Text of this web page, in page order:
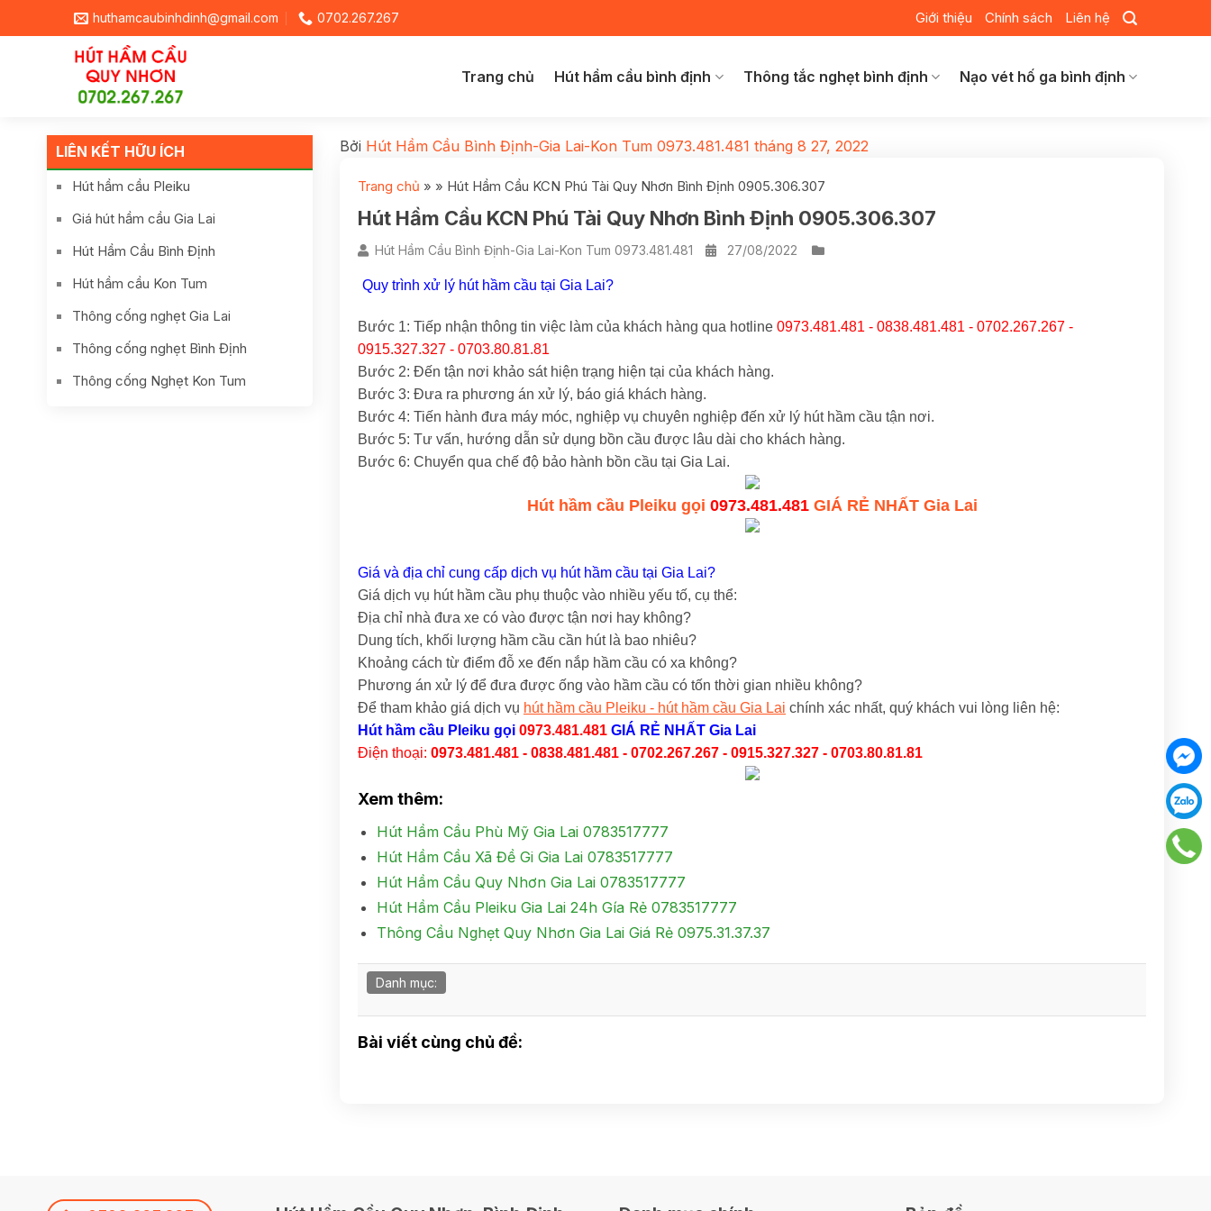
huthamcaubinhdinh@gmail.com 0702.267.267 Giới thiệu Chính sách Liên hệ
Trang chủ Hút hầm cầu bình định Thông tắc nghẹt bình định Nạo vét hố ga bình định
LIÊN KẾT HỮU ÍCH
Hút hầm cầu Pleiku
Giá hút hầm cầu Gia Lai
Hút Hầm Cầu Bình Định
Hút hầm cầu Kon Tum
Thông cống nghẹt Gia Lai
Thông cống nghẹt Bình Định
Thông cống Nghẹt Kon Tum
Bởi Hút Hầm Cầu Bình Định-Gia Lai-Kon Tum 0973.481.481 tháng 8 27, 2022
Trang chủ » » Hút Hầm Cầu KCN Phú Tài Quy Nhơn Bình Định 0905.306.307
Hút Hầm Cầu KCN Phú Tài Quy Nhơn Bình Định 0905.306.307
Hút Hầm Cầu Bình Định-Gia Lai-Kon Tum 0973.481.481 27/08/2022
Quy trình xử lý hút hầm cầu tại Gia Lai?
Bước 1: Tiếp nhận thông tin việc làm của khách hàng qua hotline 0973.481.481 - 0838.481.481 - 0702.267.267 -
0915.327.327 - 0703.80.81.81
Bước 2: Đến tận nơi khảo sát hiện trạng hiện tại của khách hàng.
Bước 3: Đưa ra phương án xử lý, báo giá khách hàng.
Bước 4: Tiến hành đưa máy móc, nghiệp vụ chuyên nghiệp đến xử lý hút hầm cầu tận nơi.
Bước 5: Tư vấn, hướng dẫn sử dụng bồn cầu được lâu dài cho khách hàng.
Bước 6: Chuyển qua chế độ bảo hành bồn cầu tại Gia Lai.
Hút hầm cầu Pleiku gọi 0973.481.481GIÁ RẺ NHẤT Gia Lai
Giá và địa chỉ cung cấp dịch vụ hút hầm cầu tại Gia Lai?
Giá dịch vụ hút hầm cầu phụ thuộc vào nhiều yếu tố, cụ thể:
Địa chỉ nhà đưa xe có vào được tận nơi hay không?
Dung tích, khối lượng hầm cầu cần hút là bao nhiêu?
Khoảng cách từ điểm đỗ xe đến nắp hầm cầu có xa không?
Phương án xử lý để đưa được ống vào hầm cầu có tốn thời gian nhiều không?
Để tham khảo giá dịch vụ hút hầm cầu Pleiku - hút hầm cầu Gia Lai chính xác nhất, quý khách vui lòng liên hệ:
Hút hầm cầu Pleiku gọi 0973.481.481 GIÁ RẺ NHẤT Gia Lai
Điện thoại: 0973.481.481 - 0838.481.481 - 0702.267.267 - 0915.327.327 - 0703.80.81.81
Xem thêm:
Hút Hầm Cầu Phù Mỹ Gia Lai 0783517777
Hút Hầm Cầu Xã Đề Gi Gia Lai 0783517777
Hút Hầm Cầu Quy Nhơn Gia Lai 0783517777
Hút Hầm Cầu Pleiku Gia Lai 24h Gía Rẻ 0783517777
Thông Cầu Nghẹt Quy Nhơn Gia Lai Giá Rẻ 0975.31.37.37
Danh mục:
Bài viết cùng chủ đề: